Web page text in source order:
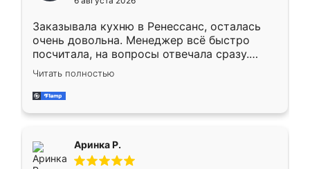
мебели буду заказывать только здесь.
Заказывала кухню в Ренессанс, осталась
очень довольна. Менеджер всё быстро
посчитала, на вопросы отвечала сразу.
Замерщик приехал в субботу, подошёл к
делу со всей ответственностью. Собрали
за день, ребята работали аккуратно, даже
Читать полностью
Аринка Р.